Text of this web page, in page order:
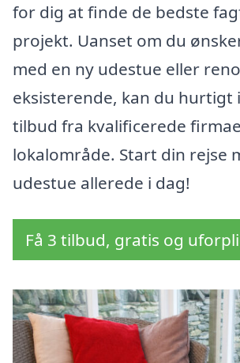
for dig at finde de bedste
projekt. Uanset om du
med en ny udestue eller
eksisterende, kan du hurtigt
tilbud fra kvalificerede
lokalområde. Start din rejse
udestue allerede i dag!
Få 3 tilbud, gratis og